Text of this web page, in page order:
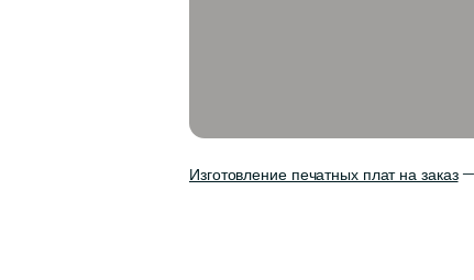
Изготовление печатных плат на заказ—